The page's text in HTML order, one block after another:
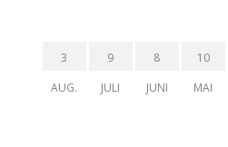
3
AUG.
9
JULI
8
JUNI
10
MAI